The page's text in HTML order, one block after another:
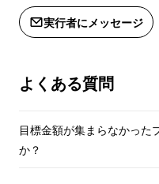
ださいませ。
実行者にメッセージ
よくある質問
目標金額が集まらなかった
か？